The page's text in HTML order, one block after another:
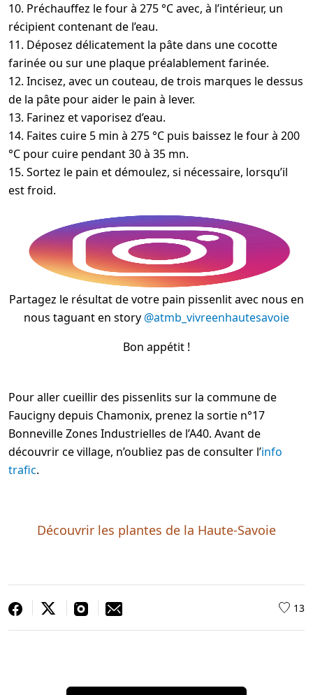
10. Préchauffez le four à 275 °C avec, à l’intérieur, un
récipient contenant de l’eau.
11. Déposez délicatement la pâte dans une cocotte
farinée ou sur une plaque préalablement farinée.
12. Incisez, avec un couteau, de trois marques le dessus
de la pâte pour aider le pain à lever.
13. Farinez et vaporisez d’eau.
14. Faites cuire 5 min à 275 °C puis baissez le four à 200
°C pour cuire pendant 30 à 35 mn.
15. Sortez le pain et démoulez, si nécessaire, lorsqu’il
est froid.
Partagez le résultat de votre pain pissenlit avec nous en
nous taguant en story @atmb_vivreenhautesavoie
Bon appétit !
Pour aller cueillir des pissenlits sur la commune de
Faucigny depuis Chamonix, prenez la sortie n°17
Bonneville Zones Industrielles de l’A40. Avant de
découvrir ce village, n’oubliez pas de consulter l’info
trafic.
Découvrir les plantes de la Haute-Savoie
13